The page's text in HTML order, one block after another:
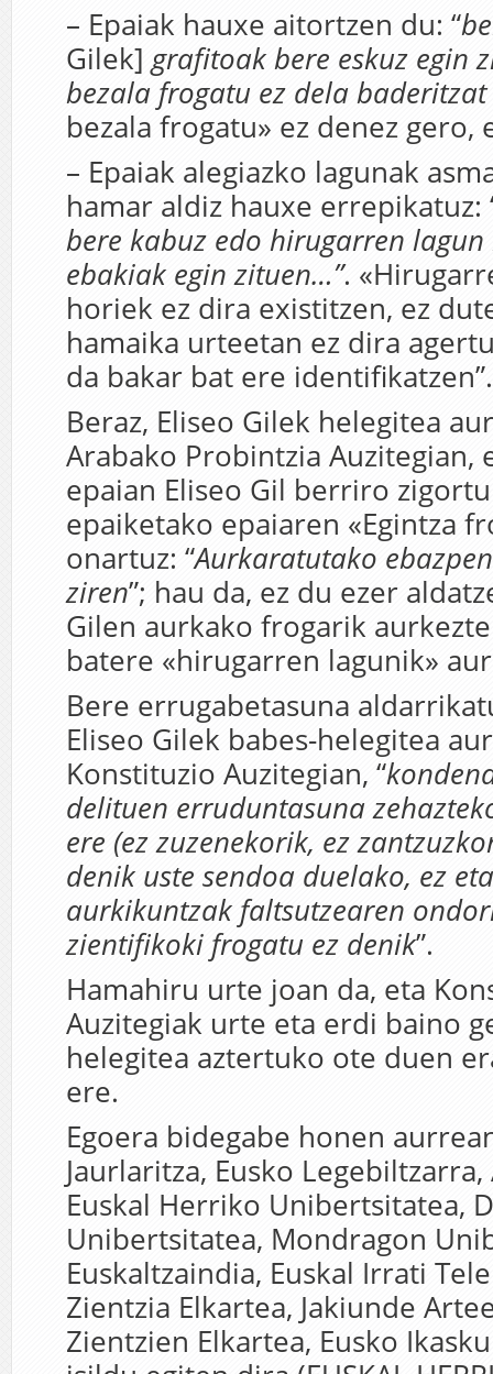
– Epaiak hauxe aitortzen du: “
Gilek] grafitoak bere eskuz egin
bezala frogatu ez dela
bezala frogatu» ez denez gero,
– Epaiak alegiazko lagunak
hamar aldiz hauxe errepikatuz:
bere kabuz edo hirugarren
ebakiak egin zituen…”.
horiek ez dira existitzen, ez
hamaika urteetan ez dira
da bakar bat ere identifikatzen”.
Beraz, Eliseo Gilek helegitea
Arabako Probintzia Auzitegian,
epaian Eliseo Gil berriro
epaiketako epaiaren «Egintza
onartuz: “Aurkaratutako
ziren”; hau da, ez du ezer
Gilen aurkako frogarik
batere «hirugarren lagunik»
Bere errugabetasuna
Eliseo Gilek babes-helegitea
Konstituzio Auzitegian, “
delituen erruduntasuna
ere (ez zuzenekorik, ez
denik uste sendoa duelako, ez
aurkikuntzak faltsutzearen
zientifikoki frogatu ez denik”.
Hamahiru urte joan da, eta
Auzitegiak urte eta erdi baino
helegitea aztertuko ote duen
ere.
Egoera bidegabe honen
Jaurlaritza, Eusko
Euskal Herriko Unibertsitatea,
Unibertsitatea, Mondragon
Euskaltzaindia, Euskal Irrati
Zientzia Elkartea, Jakiunde
Zientzien Elkartea, Eusko